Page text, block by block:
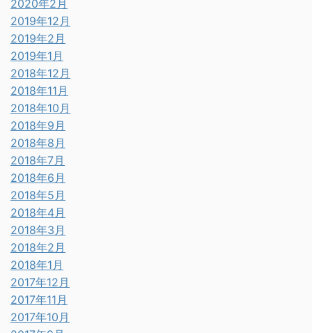
2020年2月
2019年12月
2019年2月
2019年1月
2018年12月
2018年11月
2018年10月
2018年9月
2018年8月
2018年7月
2018年6月
2018年5月
2018年4月
2018年3月
2018年2月
2018年1月
2017年12月
2017年11月
2017年10月